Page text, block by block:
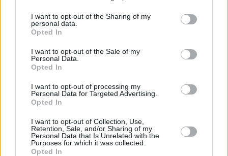
I want to opt-out of the Sharing of my
personal data.
Opted In
I want to opt-out of the Sale of my
Personal Data.
Opted In
I want to opt-out of processing my
Personal Data for Targeted Advertising.
Opted In
I want to opt-out of Collection, Use,
Retention, Sale, and/or Sharing of my
Personal Data that Is Unrelated with the
Purposes for which it was collected.
Opted In
Til sjokoladekremen piskes mykt smør sammen med melis.
Pisk inn eggeplommene til en luftig smørkrem. Pisk til slutt
inn kakao og vaniljesukkeret.